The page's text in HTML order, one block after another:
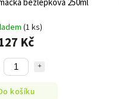
bezlepková 250ml
(1 ks)
Kč
košíku